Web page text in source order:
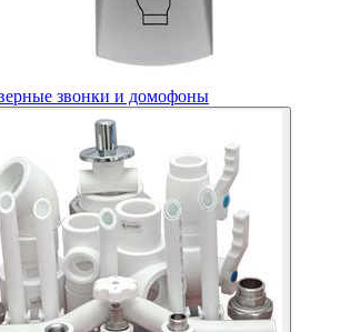
звонки и домофоны